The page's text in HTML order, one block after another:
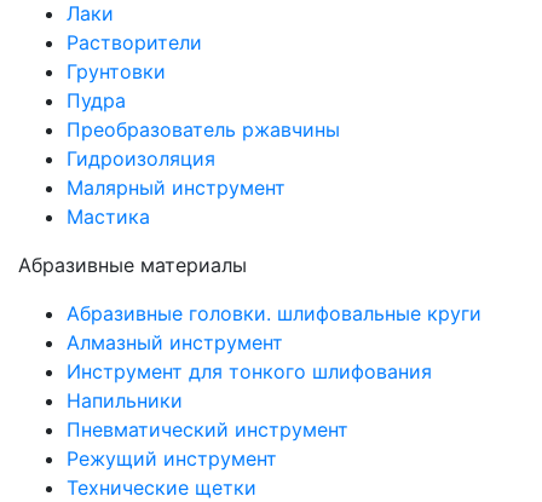
Лаки
Растворители
Грунтовки
Пудра
Преобразователь ржавчины
Гидроизоляция
Малярный инструмент
Мастика
Абразивные материалы
Абразивные головки. шлифовальные круги
Алмазный инструмент
Инструмент для тонкого шлифования
Напильники
Пневматический инструмент
Режущий инструмент
Технические щетки